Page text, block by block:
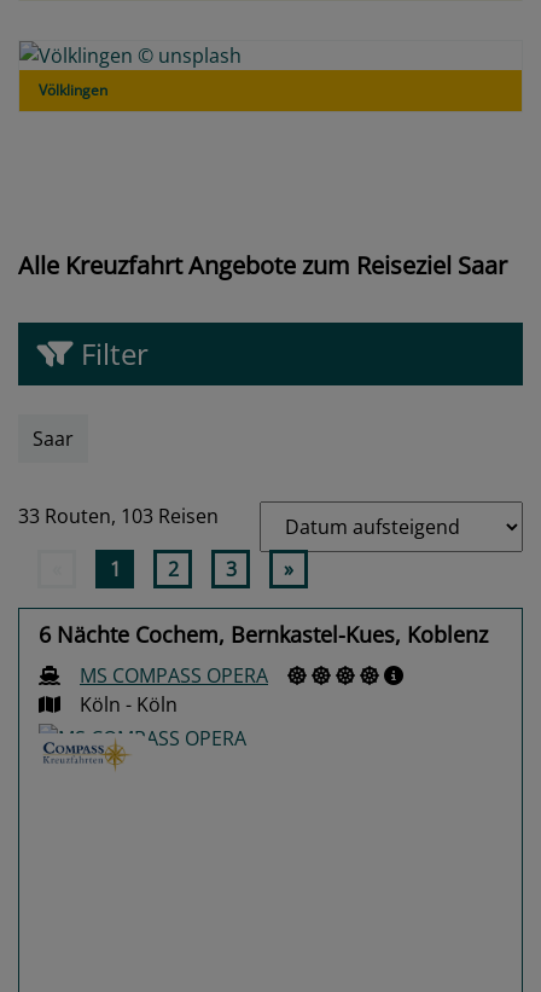
Völklingen
Alle Kreuzfahrt Angebote zum Reiseziel Saar
Filter
Saar
33 Routen, 103 Reisen
1 2 3 »
6 Nächte Cochem, Bernkastel-Kues, Koblenz
MS COMPASS OPERA
Köln - Köln